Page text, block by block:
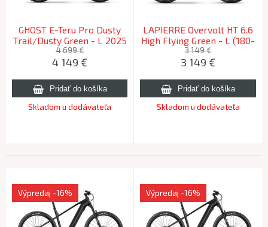
GHOST E-Teru Pro Dusty
Trail/Dusty Green - L 2025
4 699 €
4 149 €
Skladom u dodávateľa
LAPIERRE Overvolt HT 6.6
High Flying Green - L (180-
190cm) 2026
3 149 €
3 149 €
Skladom u dodávateľa
Výpredaj -16% Výpredaj -16%